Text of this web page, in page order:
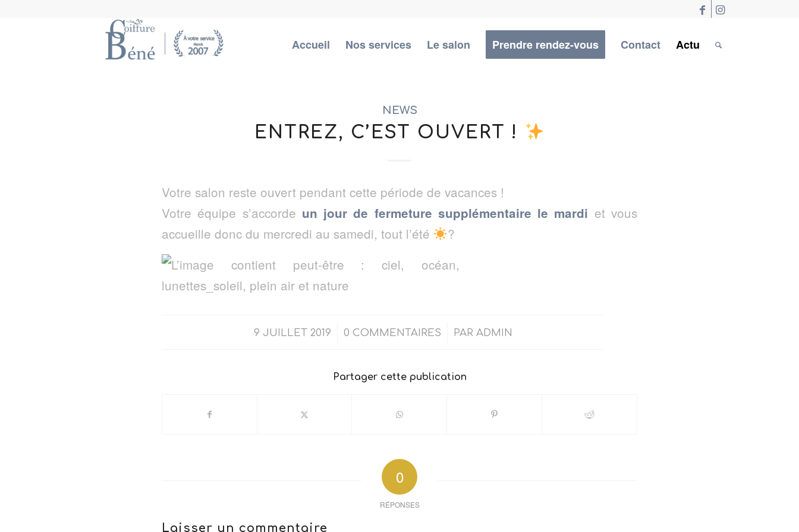
Accueil Nos services Le salon Prendre rendez-vous Contact Actu
NEWS
ENTREZ, C’EST OUVERT !
Votre salon reste ouvert pendant cette période de vacances !
Votre équipe s’accorde un jour de fermeture supplémentaire le mardi et vous
accueille donc du mercredi au samedi, tout l’été
?
9 JUILLET 2019
/ 0 COMMENTAIRES
/ PARADMIN
Partager cette publication
0
RÉPONSES
Laisser un commentaire